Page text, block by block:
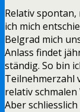
Relativ spontan,
ich mich
Belgrad mich
Anlass findet
ständig. So bin
Teilnehmerzahl
relativ
Aber